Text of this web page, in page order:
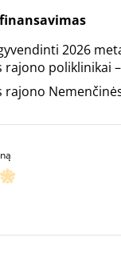
2026
rajono poliklinikai
rajono